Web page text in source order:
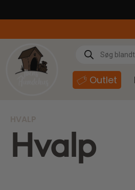
Outlet
Hvalp